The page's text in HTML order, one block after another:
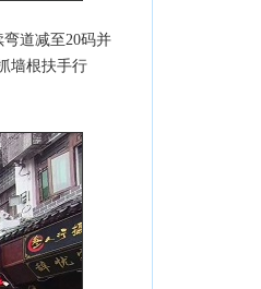
道减至20码并
墙根扶手行